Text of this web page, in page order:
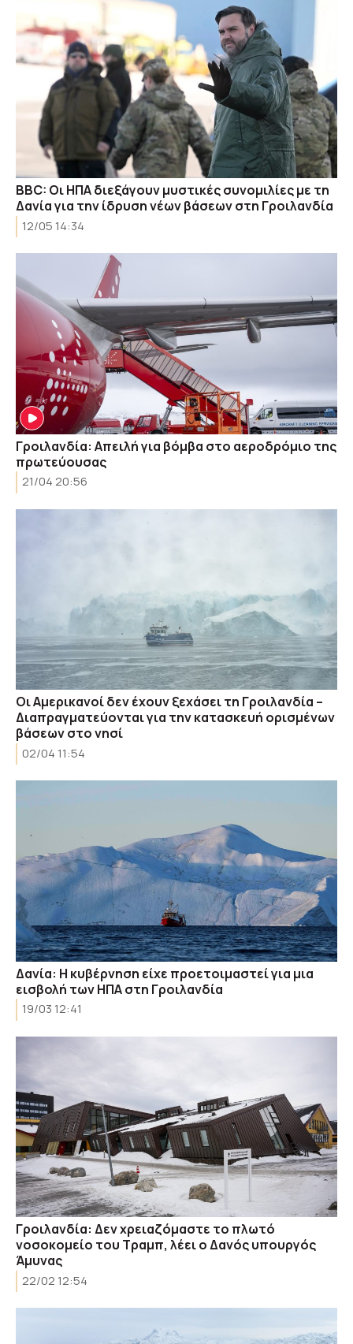
BBC: Οι ΗΠΑ διεξάγουν μυστικές συνομιλίες με τη
Δανία για την ίδρυση νέων βάσεων στη Γροιλανδία
12/05 14:34
Γροιλανδία: Απειλή για βόμβα στο αεροδρόμιο της
πρωτεύουσας
21/04 20:56
Οι Αμερικανοί δεν έχουν ξεχάσει τη Γροιλανδία –
Διαπραγματεύονται για την κατασκευή ορισμένων
βάσεων στο νησί
02/04 11:54
Δανία: Η κυβέρνηση είχε προετοιμαστεί για μια
εισβολή των ΗΠΑ στη Γροιλανδία
19/03 12:41
Γροιλανδία: Δεν χρειαζόμαστε το πλωτό
νοσοκομείο του Τραμπ, λέει ο Δανός υπουργός
Άμυνας
22/02 12:54